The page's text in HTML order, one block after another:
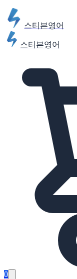
스티븐영어
스티븐영어
0